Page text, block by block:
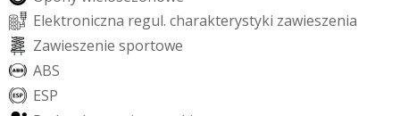
Elektroniczna regul. charakterystyki zawieszenia
Zawieszenie sportowe
ABS
ESP